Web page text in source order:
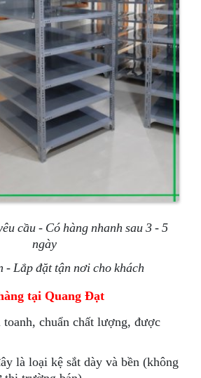
cầu - Có hàng nhanh sau 3 - 5
ngày
- Lắp đặt tận nơi cho khách
tại Quang Đạt
toanh, chuẩn chất lượng, được
là loại kệ sắt dày và bền (không